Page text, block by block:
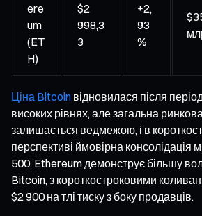
ere
um
(ET
H)
$2
998,3
3
+2,
93
%
Ціна Bitcoin відновилася після
високих рівнях, але загальна
залишається ведмежою, і в
перспективі ймовірна консолідація
500. Ethereum демонструє більшу
Bitcoin, з короткостроковими
$2 900 на тлі тиску з боку продавців.